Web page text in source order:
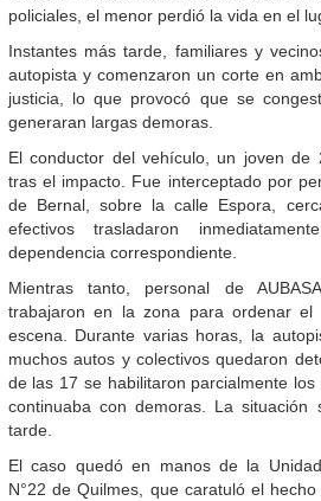
policiales, el menor perdió la vida en el
Instantes más tarde, familiares y
autopista y comenzaron un corte en
justicia, lo que provocó que se
generaran largas demoras.
El conductor del vehículo, un joven de
tras el impacto. Fue interceptado por
de Bernal, sobre la calle Espora,
efectivos trasladaron
dependencia correspondiente.
Mientras tanto, personal de
trabajaron en la zona para ordenar el
escena. Durante varias horas, la
muchos autos y colectivos quedaron
de las 17 se habilitaron parcialmente
continuaba con demoras. La
tarde.
El caso quedó en manos de la
N°22 de Quilmes, que caratuló el hecho